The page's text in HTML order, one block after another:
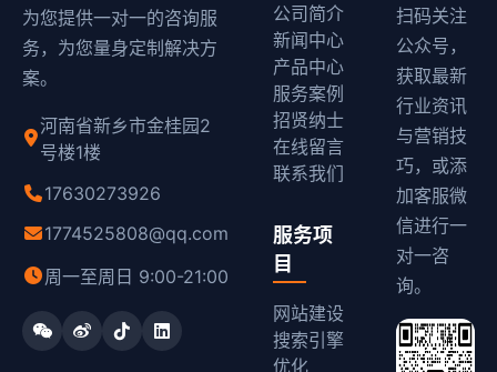
为您提供一对一的咨询服
务，为您量身定制解决方
案。
河南省新乡市金桂园2
号楼1楼
17630273926
1774525808@qq.com
周一至周日 9:00-21:00
公司简介
新闻中心
产品中心
服务案例
招贤纳士
在线留言
联系我们
服务项
目
网站建设
搜索引擎
优化
扫码关注
公众号，
获取最新
行业资讯
与营销技
巧，或添
加客服微
信进行一
对一咨
询。